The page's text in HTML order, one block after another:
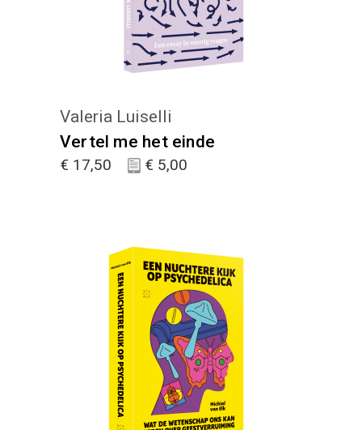
Valeria Luiselli
Vertel me het einde
€ 17,50 € 5,00
KIES :)